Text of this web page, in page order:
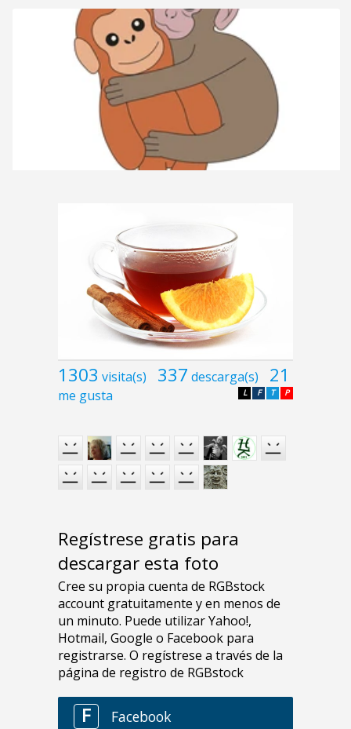
1303 visita(s) 337 descarga(s) 21
me gusta P
T
F
L
Regístrese gratis para
descargar esta foto